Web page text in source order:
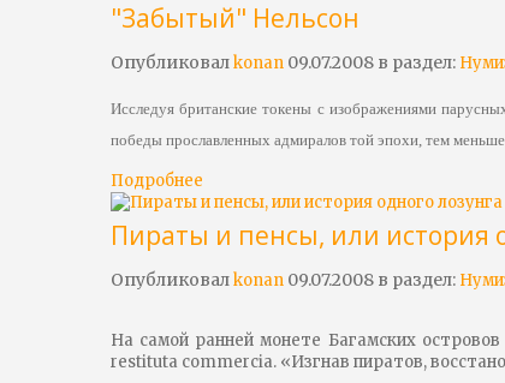
"Забытый" Нельсон
Опубликовалkonan 09.07.2008 в раздел:
Исследуя британские токены с изображениями
победы прославленных адмиралов той эпохи, тем
Подробнее
Пираты и пенсы, или история
Опубликовалkonan 09.07.2008 в раздел:
На самой ранней монете Багамских
restituta commercia. «Изгнав пиратов,